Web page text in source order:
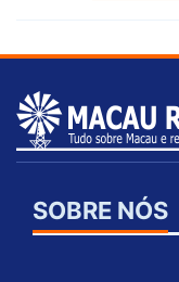
SOBRE NÓS